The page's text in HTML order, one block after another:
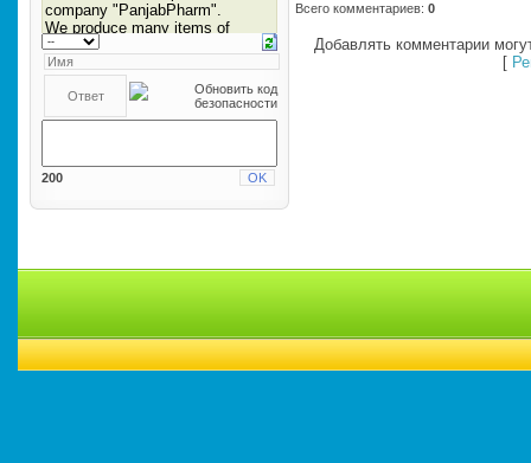
200
Всего комментариев: 0
Добавлять комментарии
[